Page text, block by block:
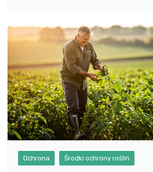
Ochrona Środki ochrony roślin